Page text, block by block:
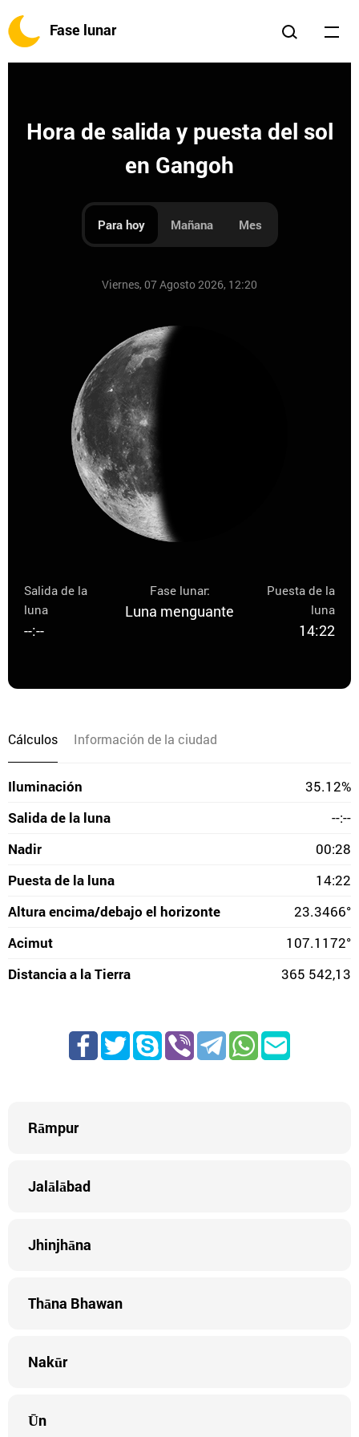
Fase lunar
Hora de salida y puesta del sol
en Gangoh
Para hoy Mañana Mes
Viernes, 07 Agosto 2026, 12:20
Salida de la
luna
--:--
Fase lunar:
Luna menguante
Puesta de la
luna
14:22
Cálculos Información de la ciudad
Iluminación
35.12%
Salida de la luna
--:--
Nadir
00:28
Puesta de la luna
14:22
Altura encima/debajo el horizonte
23.3466°
Acimut
107.1172°
Distancia a la Tierra
365 542,13
Rāmpur
Jalālābad
Jhinjhāna
Thāna Bhawan
Nakūr
Ūn